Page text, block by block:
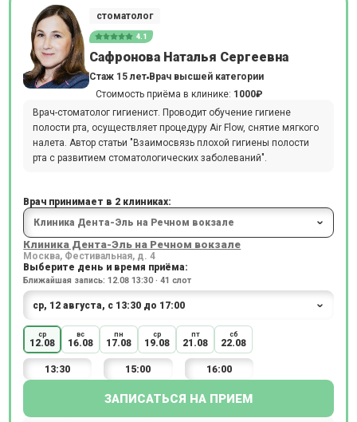
стоматолог
4.1
Сафронова Наталья Сергеевна
Стаж 15 лет Врач высшей категории
Стоимость приёма в клинике: 1000₽
Врач-стоматолог гигиенист. Проводит обучение гигиене
полости рта, осуществляет процедуру Air Flow, снятие мягкого
налета. Автор статьи "Взаимосвязь плохой гигиены полости
рта с развитием стоматологических заболеваний".
Врач принимает в 2 клиниках:
Клиника Дента-Эль на Речном вокзале
Москва, Фестивальная, д. 4
Выберите день и время приёма:
Ближайшая запись: 12.08 13:30 · 41 слот
ср
12.08
вс
16.08
пн
17.08
ср
19.08
пт
21.08
сб
22.08
13:30 15:00 16:00
ЗАПИСАТЬСЯ НА ПРИЕМ